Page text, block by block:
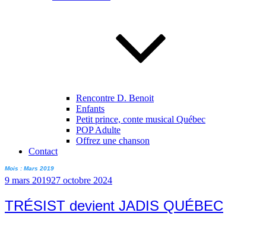
Rencontre D. Benoit
Enfants
Petit prince, conte musical Québec
POP Adulte
Offrez une chanson
Contact
Mois : Mars 2019
Publié
9 mars 201927 octobre 2024
TRÉSIST devient JADIS QUÉBEC